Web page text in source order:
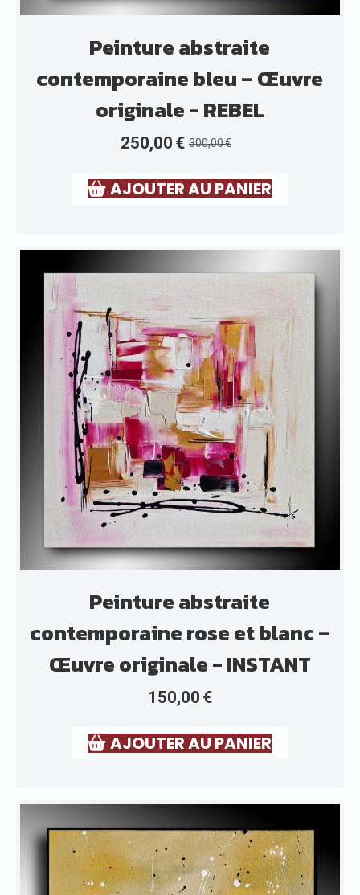
Peinture abstraite
contemporaine bleu – Œuvre
originale - REBEL
250,00 € 300,00€
AJOUTER AU PANIER
Peinture abstraite
contemporaine rose et blanc –
Œuvre originale - INSTANT
150,00 €
AJOUTER AU PANIER